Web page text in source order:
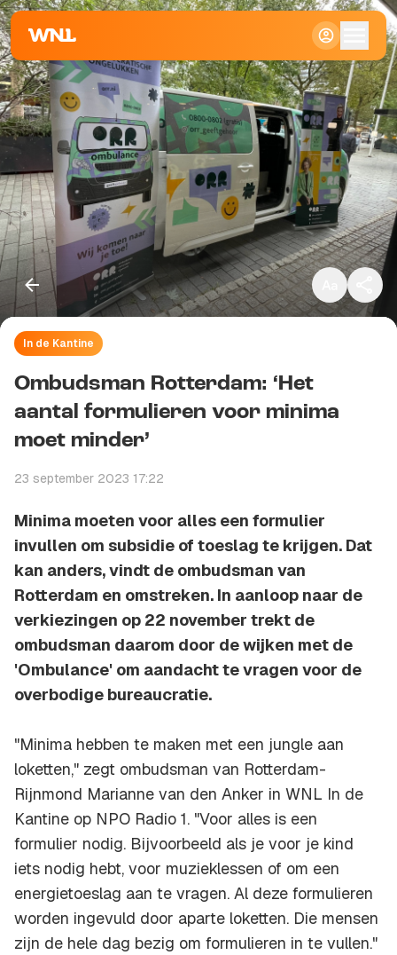
Klein
Standaard
Groot
In de Kantine
Ombudsman Rotterdam: ‘Het
aantal formulieren voor minima
moet minder’
23 september 2023 17:22
Minima moeten voor alles een formulier
invullen om subsidie of toeslag te krijgen. Dat
kan anders, vindt de ombudsman van
Rotterdam en omstreken. In aanloop naar de
verkiezingen op 22 november trekt de
ombudsman daarom door de wijken met de
'Ombulance' om aandacht te vragen voor de
overbodige bureaucratie.
"Minima hebben te maken met een jungle aan
loketten," zegt ombudsman van Rotterdam-
Rijnmond Marianne van den Anker in WNL In de
Kantine op NPO Radio 1. "Voor alles is een
formulier nodig. Bijvoorbeeld als je voor je kind
iets nodig hebt, voor muzieklessen of om een
energietoeslag aan te vragen. Al deze formulieren
worden ingevuld door aparte loketten. Die mensen
zijn de hele dag bezig om formulieren in te vullen."